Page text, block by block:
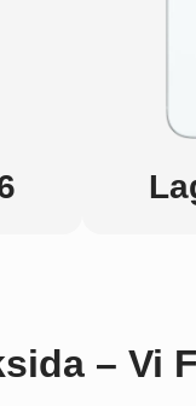
– Vi